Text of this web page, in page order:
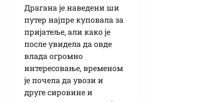
Драгана је наведени ши
путер најпре куповала за
пријатеље, али како је
после увидела да овде
влада огромно
интересовање, временом
је почела да увози и
друге сировине и